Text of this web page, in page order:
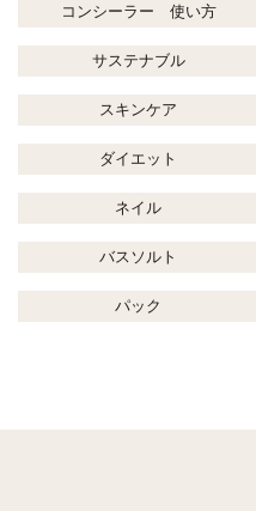
コンシーラー 使い方
サステナブル
スキンケア
ダイエット
ネイル
バスソルト
パック